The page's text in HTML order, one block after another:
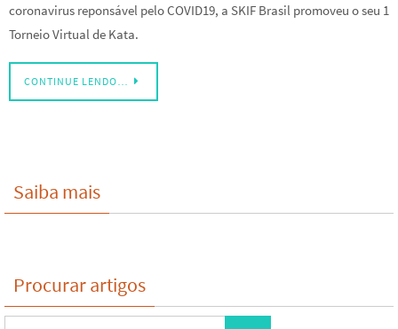
coronavirus reponsável pelo COVID19, a SKIF Brasil promoveu o seu 1
Torneio Virtual de Kata.
CONTINUE LENDO…
Saiba mais
Procurar artigos